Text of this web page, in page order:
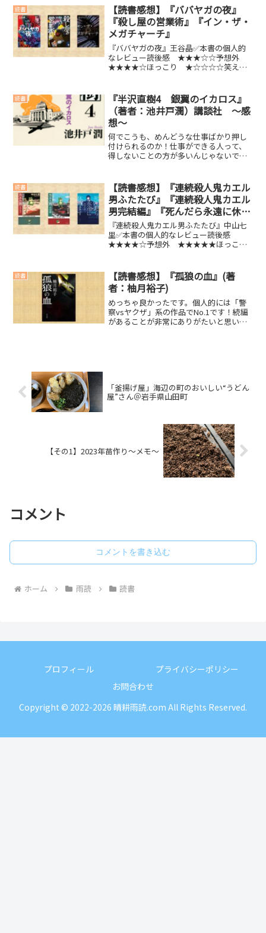
な人に読んでほしい(function(b,c,f,g...
読書
【読書感想】『ババヤガの夜』
『殺し屋の営業術』『イン・ザ・
メガチャーチ』
『ババヤガの夜』王谷晶✅本書の個人的
なレビュー読後感 ★★★☆☆予想外
★★★★☆ほっこり ★☆☆☆☆笑え
みました。思ったよりも展開が早く意外
とサクサク読めましたが内容...
読書
『半沢直樹4 銀翼のイカロス』
（著者：池井戸潤）講談社 ～感
想～
何でこうも、めんどうな仕事ばかり押し
付けられるのか！仕事ができる人って、
得しないことの方が多いんじゃないでし
です。内容紹介IT企業間の大きな買収案件
を落着させ、子会社・...
読書
【読書感想】『連続殺人鬼カエル
男ふたたび』『連続殺人鬼カエル
男完結編』『死んだら永遠に休め
ます』
『連続殺人鬼カエル男ふたたび』中山七
里✅本書の個人的なレビュー読後感
★★★★☆予想外 ★★★★★ほっこ
た。さすが中山七里先生。予想外過ぎる
展開に次ぐ展開。特に最後の最...
読書
【読書感想】『孤狼の血』(著
者：柚月裕子)
めっちゃ良かったです。個人的には「警
察vsヤクザ」系の作品でNo.1です！続編
があることが非常にありがたいと思いま
「釜揚げ屋」海辺の町のおいしい“うどん
屋”さん＠岩手県山田町
【その1】2023年苗作り～メモ～
コメント
コメントを書き込む
ホーム 雨読 読書
プロフィール
プライバシーポリシー
お問合わせ
Copyright © 2022-2026 晴耕雨読.com All Rights Reserved.